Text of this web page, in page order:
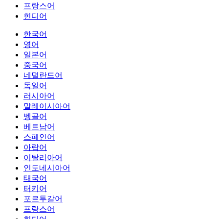
프랑스어
힌디어
한국어
영어
일본어
중국어
네덜란드어
독일어
러시아어
말레이시아어
벵골어
베트남어
스페인어
아랍어
이탈리아어
인도네시아어
태국어
터키어
포르투갈어
프랑스어